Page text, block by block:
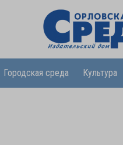
Городская среда Культура